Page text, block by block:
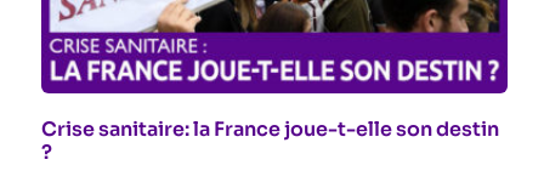
Crise sanitaire: la France joue-t-elle son destin
?